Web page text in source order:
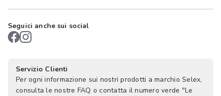
Seguici anche sui social
Servizio Clienti
Per ogni informazione sui nostri prodotti a marchio Selex,
consulta le nostre FAQ o contatta il numero verde "Le